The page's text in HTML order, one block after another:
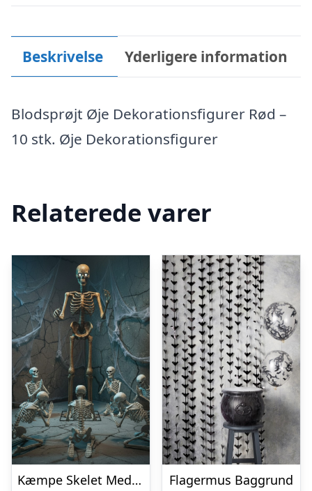
Beskrivelse Yderligere information
Blodsprøjt Øje Dekorationsfigurer Rød –
10 stk. Øje Dekorationsfigurer
Relaterede varer
Kæmpe Skelet Med Lyd 240 cm
Flagermus Baggrund